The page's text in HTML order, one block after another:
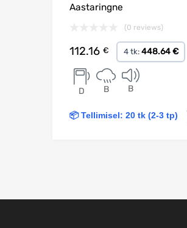
Aastaringne
(0 reviews)
112.16 € 4 tk: 448.64 €
D B B
📦 Tellimisel: 20 tk (2-3 tp)